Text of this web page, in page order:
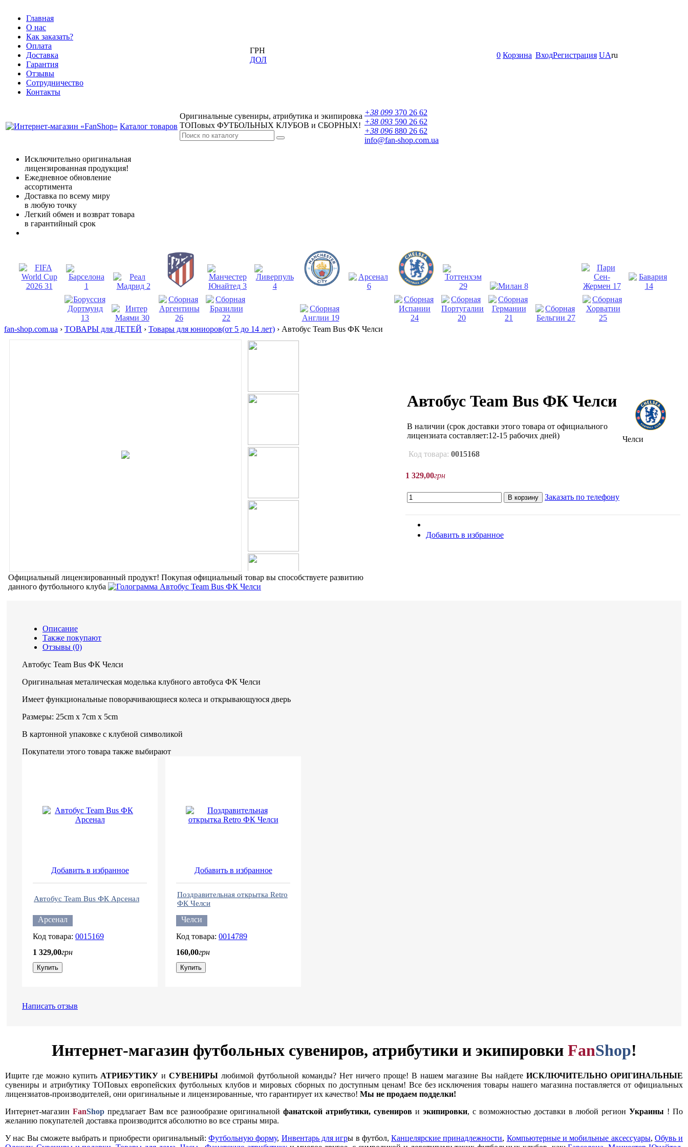
Главная
О нас
Как заказать?
Оплата
Доставка
Гарантия
Отзывы
Сотрудничество
Контакты
ГРН
ДОЛ
0 Корзина ВходРегистрация UAru
Каталог товаров
Оригинальные сувениры, атрибутика и экипировка
ТОПовых ФУТБОЛЬНЫХ КЛУБОВ и СБОРНЫХ!
+38 099 370 26 62
+38 093 590 26 62
+38 096 880 26 62
info@fan-shop.com.ua
Исключительно оригинальная
лицензированная продукция!
Ежедневное обновление
ассортимента
Доставка по всему миру
в любую точку
Легкий обмен и возврат товара
в гарантийный срок
fan-shop.com.ua › ТОВАРЫ для ДЕТЕЙ › Товары для юниоров(от 5 до 14 лет) › Автобус Team Bus ФК Челси
Официальный лицензированный продукт! Покупая официальный товар вы способствуете развитию
данного футбольного клуба
Автобус Team Bus ФК Челси
В наличии (срок доставки этого товара от официального
лицензиата составляет:12-15 рабочих дней)
Код товара: 0015168
Челси
1 329,00грн
В корзину Заказать по телефону
Добавить в избранное
Описание
Также покупают
Отзывы (0)
Автобус Team Bus ФК Челси
Оригинальная металическая моделька клубного автобуса ФК Челси
Имеет функциональные поворачивающиеся колеса и открывающуюся дверь
Размеры: 25cm x 7cm x 5cm
В картонной упаковке с клубной символикой
Покупатели этого товара также выбирают
Добавить в избранное
Автобус Team Bus ФК Арсенал
Арсенал
0015169
1 329,00грн
Купить
Добавить в избранное
Поздравительная открытка Retro
ФК Челси
Челси
0014789
160,00грн
Купить
Написать отзыв
Интернет-магазин футбольных сувениров, атрибутики и экипировки FanShop!
Ищите где можно купить АТРИБУТИКУ и СУВЕНИРЫ любимой футбольной команды? Нет ничего проще! В нашем магазине Вы найдете ИСКЛЮЧИТЕЛЬНО ОРИГИНАЛЬНЫЕ
сувениры и атрибутику ТОПовых европейских футбольных клубов и мировых сборных по доступным ценам! Все без исключения товары нашего магазина поставляется от официальных
лицензиатов-производителей, они оригинальные и лицензированные, что гарантирует их качество! Мы не продаем подделки!
Интернет-магазин FanShopпредлагает Вам все разнообразие оригинальнойфанатской атрибутики, сувениров и экипировки, с возможностью доставки в любой регионУкраины ! По
желанию покупателей доставка производится абсолютно во все страны мира.
У нас Вы сможете выбрать и приобрести оригинальный:Футбольную форму, Инвентарь для игры в футбол,Канцелярские принадлежности, Компьютерные и мобильные аксессуары, Обувь и